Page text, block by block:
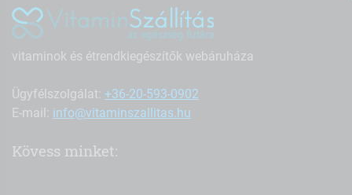
vitaminok és étrendkiegészítők webáruháza
Ügyfélszolgálat: +36-20-593-0902
E-mail: info@vitaminszallitas.hu
Kövess minket: